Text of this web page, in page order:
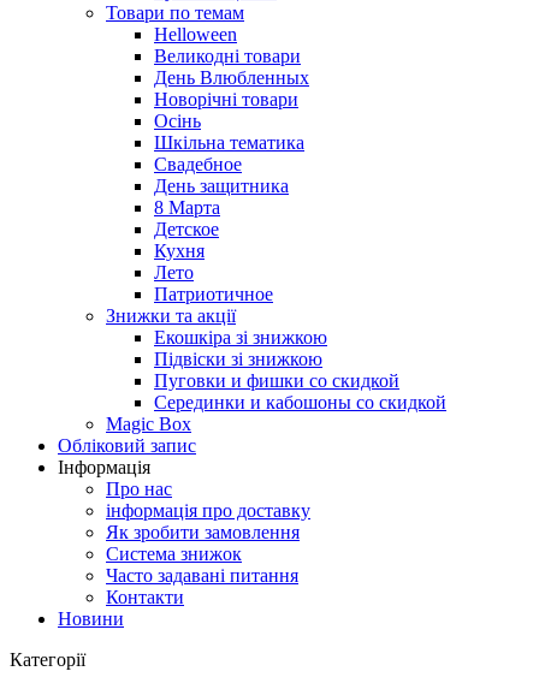
Товари по темам
Helloween
Великодні товари
День Влюбленных
Новорічні товари
Осінь
Шкільна тематика
Свадебное
День защитника
8 Марта
Детское
Кухня
Лето
Патриотичное
Знижки та акції
Екошкіра зі знижкою
Підвіски зі знижкою
Пуговки и фишки со скидкой
Серединки и кабошоны со скидкой
Magic Box
Обліковий запис
Інформація
Про нас
інформація про доставку
Як зробити замовлення
Система знижок
Часто задавані питання
Контакти
Новини
Категорії